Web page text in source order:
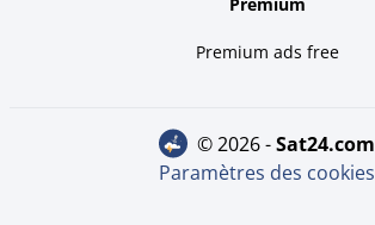
Premium ads free
© 2026 - sat24.com
Paramètres des cookies